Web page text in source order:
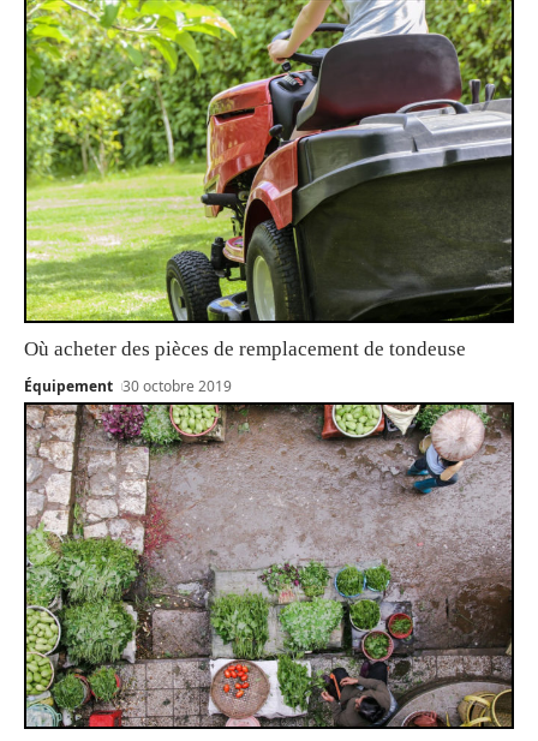
Où acheter des pièces de remplacement de tondeuse
Équipement 30 octobre 2019